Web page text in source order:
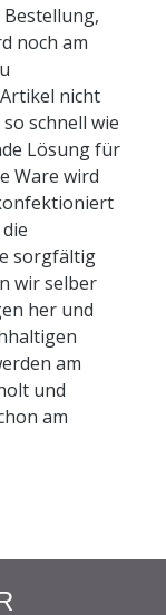
Bestellung,
noch am
nicht
schnell wie
Lösung für
Ware wird
sorgfältig
wir selber
her und
am
und
am